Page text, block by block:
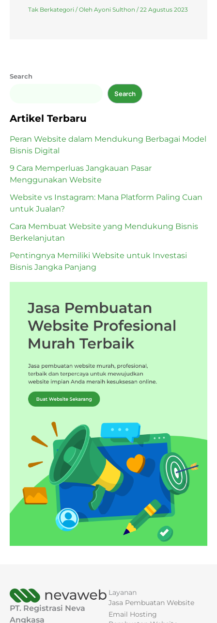
Tak Berkategori / Oleh Ayoni Sulthon /22 Agustus 2023
Search
Search
Artikel Terbaru
Peran Website dalam Mendukung Berbagai Model
Bisnis Digital
9 Cara Memperluas Jangkauan Pasar
Menggunakan Website
Website vs Instagram: Mana Platform Paling Cuan
untuk Jualan?
Cara Membuat Website yang Mendukung Bisnis
Berkelanjutan
Pentingnya Memiliki Website untuk Investasi
Bisnis Jangka Panjang
PT. Registrasi Neva
Angkasa
Layanan
Jasa Pembuatan Website
Email Hosting